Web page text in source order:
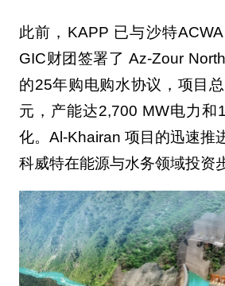
此前，KAPP 已与沙特
GIC财团签署了 Az-Zour
的25年购电购水协议，项目
元，产能达2,700 MW电力和
化。Al-Khairan 项目的迅速推
科威特在能源与水务领域投资